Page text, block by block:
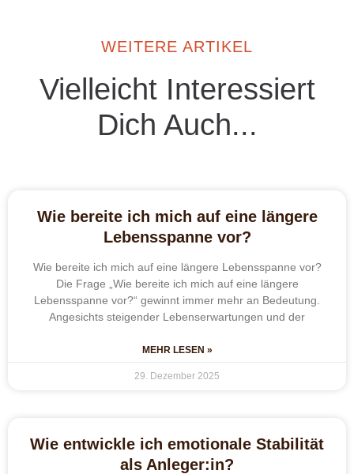
WEITERE ARTIKEL
Vielleicht Interessiert
Dich Auch...
Wie bereite ich mich auf eine längere
Lebensspanne vor?
Wie bereite ich mich auf eine längere Lebensspanne vor?
Die Frage „Wie bereite ich mich auf eine längere
Lebensspanne vor?“ gewinnt immer mehr an Bedeutung.
Angesichts steigender Lebenserwartungen und der
MEHR LESEN »
29. Dezember 2025
Wie entwickle ich emotionale Stabilität
als Anleger:in?